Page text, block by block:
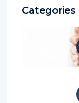
Categories